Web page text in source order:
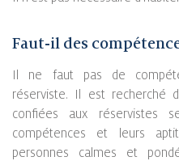
Faut-il des
Il ne faut pas de
réserviste. Il est recherché
confiées aux réservistes
compétences et leurs
personnes calmes et